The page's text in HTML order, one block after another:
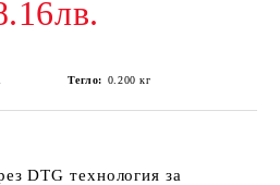
Тегло: 0.200 кг
DTG технология за